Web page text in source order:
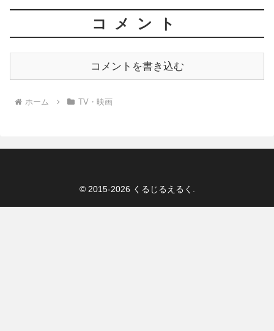
コメント
コメントを書き込む
ホーム TV・映画
© 2015-2026 くるじるえるく.